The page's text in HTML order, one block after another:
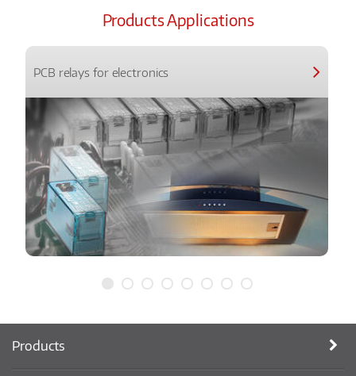
Products Applications
PCB relays for electronics
Products